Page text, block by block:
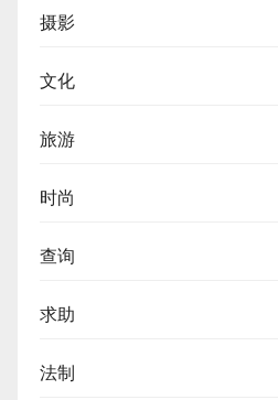
摄影
文化
旅游
时尚
查询
求助
法制